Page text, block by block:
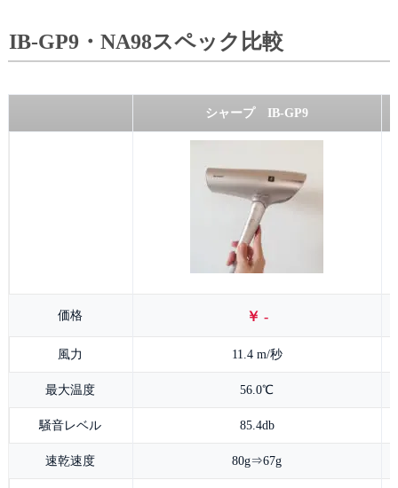
IB-GP9・NA98スペック比較
シャープ IB‐GP9
価格 ￥ -
風力 11.4 m/秒
最大温度 56.0℃
騒音レベル 85.4db
速乾速度 80g⇒67g